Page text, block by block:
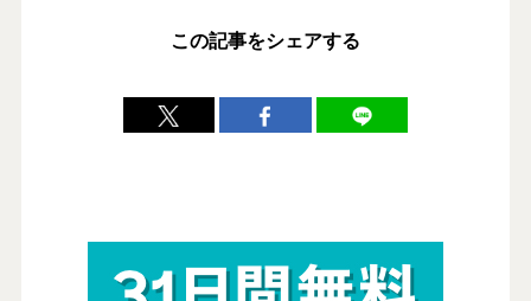
この記事をシェアする